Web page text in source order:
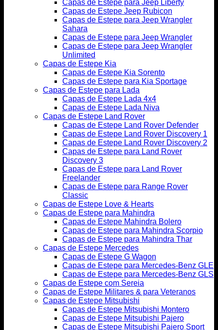
Capas de Estepe para Jeep Liberty
Capas de Estepe Jeep Rubicon
Capas de Estepe para Jeep Wrangler
Sahara
Capas de Estepe para Jeep Wrangler
Capas de Estepe para Jeep Wrangler
Unlimited
Capas de Estepe Kia
Capas de Estepe Kia Sorento
Capas de Estepe para Kia Sportage
Capas de Estepe para Lada
Capas de Estepe Lada 4x4
Capas de Estepe Lada Niva
Capas de Estepe Land Rover
Capas de Estepe Land Rover Defender
Capas de Estepe Land Rover Discovery 1
Capas de Estepe Land Rover Discovery 2
Capas de Estepe para Land Rover
Discovery 3
Capas de Estepe para Land Rover
Freelander
Capas de Estepe para Range Rover
Classic
Capas de Estepe Love & Hearts
Capas de Estepe para Mahindra
Capas de Estepe Mahindra Bolero
Capas de Estepe para Mahindra Scorpio
Capas de Estepe para Mahindra Thar
Capas de Estepe Mercedes
Capas de Estepe G Wagon
Capas de Estepe para Mercedes-Benz GLE
Capas de Estepe para Mercedes-Benz GLS
Capas de Estepe com Sereia
Capas de Estepe Militares & para Veteranos
Capas de Estepe Mitsubishi
Capas de Estepe Mitsubishi Montero
Capas de Estepe Mitsubishi Pajero
Capas de Estepe Mitsubishi Pajero Sport